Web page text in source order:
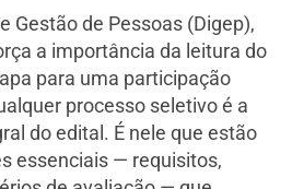
Gestão de Pessoas (Digep),
a importância da leitura do
para uma participação
processo seletivo é a
do edital. É nele que estão
essenciais — requisitos,